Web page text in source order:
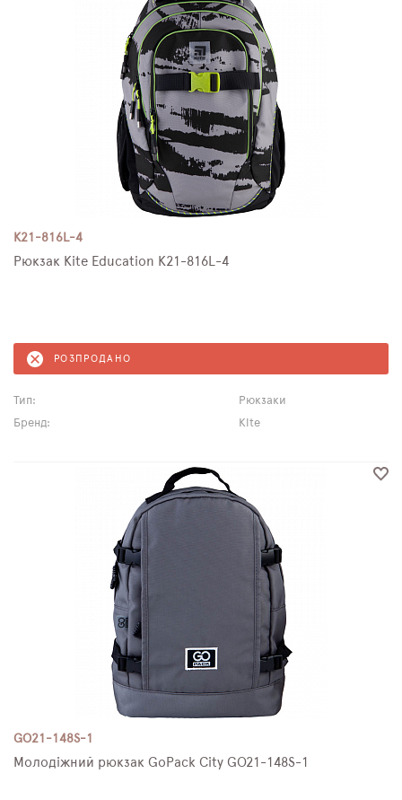
K21-816L-4
Рюкзак Kite Education K21-816L-4
РОЗПРОДАНО
Тип:
Рюкзаки
Бренд:
Kite
GO21-148S-1
Молодіжний рюкзак GoPack City GO21-148S-1